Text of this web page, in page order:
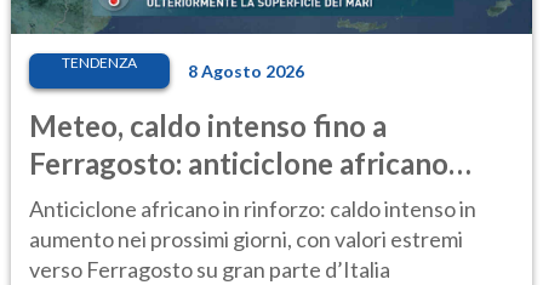
TENDENZA 8 Agosto 2026
Meteo, caldo intenso fino a
Ferragosto: anticiclone africano
ancora protagonista
Anticiclone africano in rinforzo: caldo intenso in
aumento nei prossimi giorni, con valori estremi
verso Ferragosto su gran parte d’Italia